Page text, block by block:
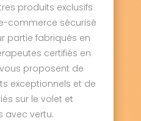
produits exclusifs
commerce sécurisé
partie fabriqués en
certifiés en
proposent de
exceptionnels et de
sur le volet et
avec vertu.